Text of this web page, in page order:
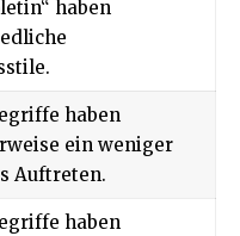
haben
haben
ein weniger
Auftreten.
haben